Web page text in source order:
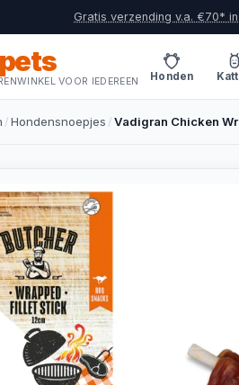
Gratis verzending v.a. €70*
VOOR IEDEREEN Honden
/Hondensnoepjes /Vadigran Chicken